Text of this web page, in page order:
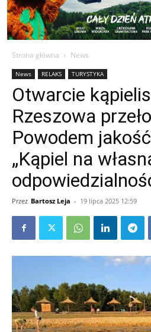
Strona główna News
News RELAKS TURYSTYKA
Otwarcie
Rzeszowa
Powodem
„Kąpiel na
Przez Bartosz Leja - 19 lipca 2025 12:59